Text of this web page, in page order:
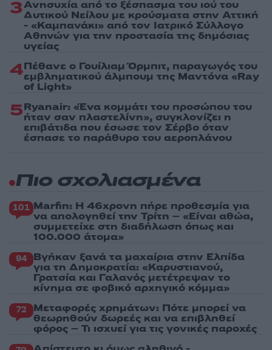
3Ανησυχία από το ξέσπασμα του ιού του
Δυτικού Νείλου με κρούσματα στην Αττική
- «Καμπανάκι» από τον Ιατρικό Σύλλογο
Αθηνών για την προστασία της δημόσιας
υγείας
4Πέθανε ο Γουίλιαμ Όρμπιτ, παραγωγός του
εμβληματικού άλμπουμ της Μαντόνα «Ray
of Light»
5Ryanair: «Ένα κομμάτι του προσώπου του
ήταν σαν πλαστελίνη», συγκλονίζει η
επιβάτιδα που έσωσε τον Σέρβο όταν
έσπασε το παράθυρο του αεροπλάνου
Πιο σχολιασμένα
101 Marfin: Η 46χρονη πήρε προθεσμία για
να απολογηθεί την Τρίτη – «Είναι αθώα,
συμμετείχε στη διαδήλωση όπως και
100.000 άτομα»
94 Βγήκαν ξανά τα μαχαίρια στην Ελπίδα
για τη Δημοκρατία: «Καρυστιανού,
Γρατσία και Γαλανός μετέτρεψαν το
κίνημα σε φοβικό αρχηγικό κόμμα»
72 Μεταφορές χρημάτων: Πότε μπορεί να
θεωρηθούν δωρεές και να επιβληθεί
φόρος – Τι ισχυεί για τις γονικές παροχές